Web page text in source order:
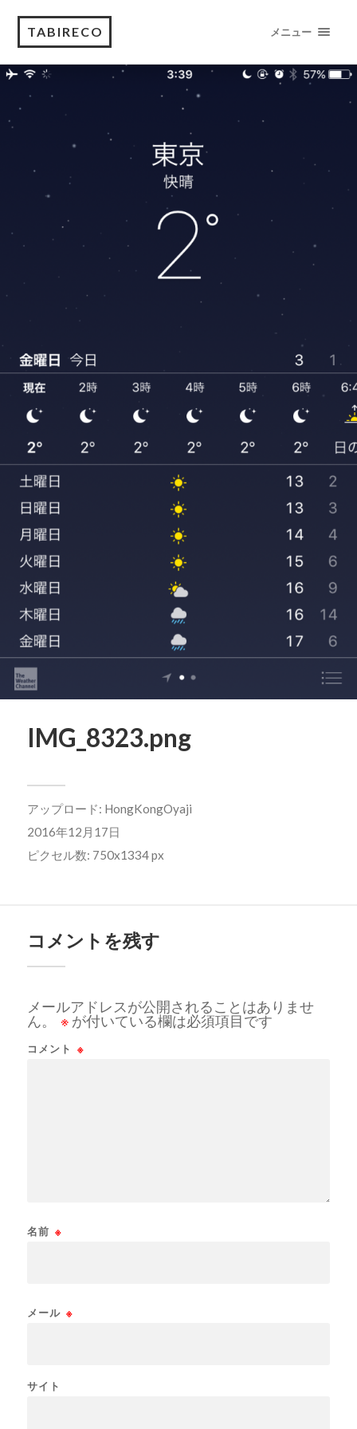
TABIRECO メニュー
IMG_8323.png
アップロード: HongKongOyaji
2016年12月17日
ピクセル数: 750x1334 px
コメントを残す
メールアドレスが公開されることはありませ
ん。
※ が付いている欄は必須項目です
コメント ※
名前 ※
メール ※
サイト